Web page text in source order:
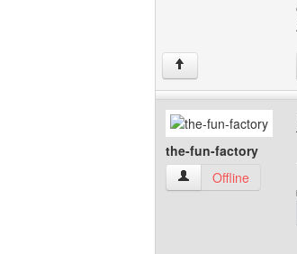
↑
the-fun-factory
the-fun-factory
Offline